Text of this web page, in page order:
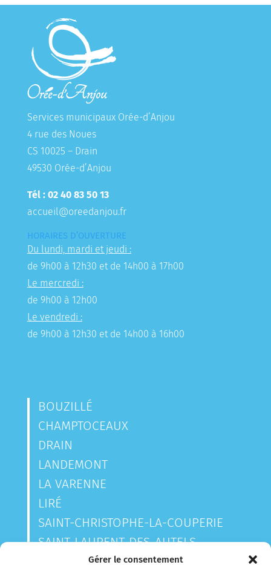
Gérer le consentement
Services municipaux Orée-d’Anjou
4 rue des Noues
CS 10025 – Drain
49530 Orée-d’Anjou
Tél : 02 40 83 50 13
accueil@oreedanjou.fr
HORAIRES D’OUVERTURE
Du lundi, mardi et jeudi :
de 9h00 à 12h30 et de 14h00 à 17h00
Le mercredi :
de 9h00 à 12h00
Le vendredi :
de 9h00 à 12h30 et de 14h00 à 16h00
BOUZILLÉ
CHAMPTOCEAUX
DRAIN
LANDEMONT
LA VARENNE
LIRÉ
SAINT-CHRISTOPHE-LA-COUPERIE
SAINT-LAURENT-DES-AUTELS
SAINT-SAUVEUR-DE-LANDEMONT